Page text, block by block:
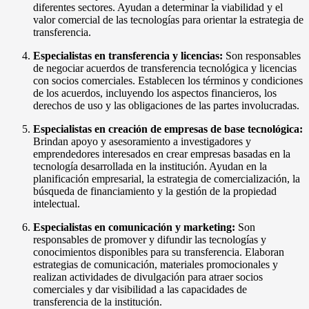
diferentes sectores. Ayudan a determinar la viabilidad y el
valor comercial de las tecnologías para orientar la estrategia de
transferencia.
Especialistas en transferencia y licencias: Son responsables
de negociar acuerdos de transferencia tecnológica y licencias
con socios comerciales. Establecen los términos y condiciones
de los acuerdos, incluyendo los aspectos financieros, los
derechos de uso y las obligaciones de las partes involucradas.
Especialistas en creación de empresas de base tecnológica:
Brindan apoyo y asesoramiento a investigadores y
emprendedores interesados en crear empresas basadas en la
tecnología desarrollada en la institución. Ayudan en la
planificación empresarial, la estrategia de comercialización, la
búsqueda de financiamiento y la gestión de la propiedad
intelectual.
Especialistas en comunicación y marketing: Son
responsables de promover y difundir las tecnologías y
conocimientos disponibles para su transferencia. Elaboran
estrategias de comunicación, materiales promocionales y
realizan actividades de divulgación para atraer socios
comerciales y dar visibilidad a las capacidades de
transferencia de la institución.